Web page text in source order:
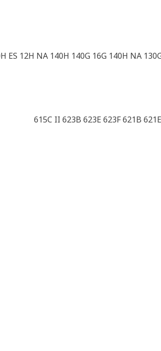
ES 12H NA 140H 140G 16G 140H NA